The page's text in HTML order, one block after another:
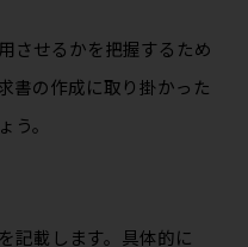
させるかを把握するため
書の作成に取り掛かった
。
記載します。具体的に